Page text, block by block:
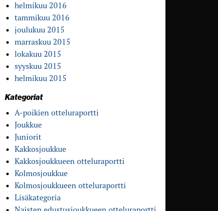
helmikuu 2016
tammikuu 2016
joulukuu 2015
marraskuu 2015
lokakuu 2015
syyskuu 2015
helmikuu 2015
Kategoriat
A-poikien otteluraportti
Joukkue
Juniorit
Kakkosjoukkue
Kakkosjoukkueen otteluraportti
Kolmosjoukkue
Kolmosjoukkueen otteluraportti
Lisäkategoria